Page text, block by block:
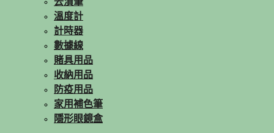
溫度計
計時器
數據線
賭具用品
收納用品
防疫用品
家用補色筆
隱形眼鏡盒